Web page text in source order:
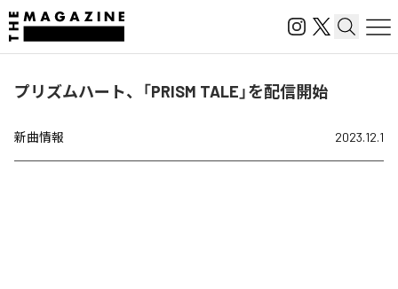
プリズムハート、「PRISM TALE」を配信開始
新曲情報 2023.12.1